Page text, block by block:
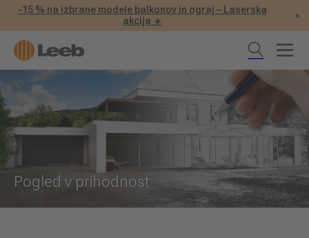
-15 % na izbrane modele balkonov in ograj – Laserska
akcija ☀️
×
Pogled v prihodnost